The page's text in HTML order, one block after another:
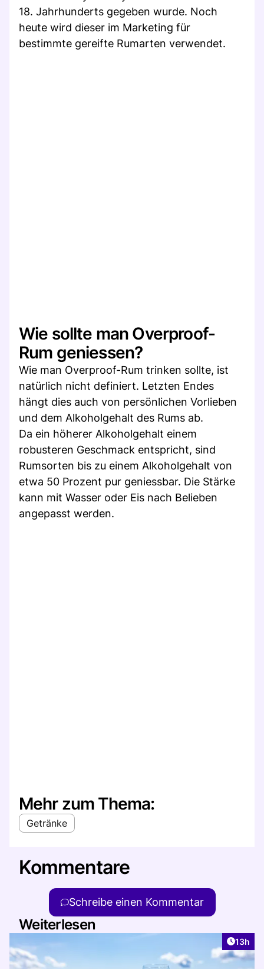
18. Jahrhunderts gegeben wurde. Noch
heute wird dieser im Marketing für
bestimmte gereifte Rumarten verwendet.
Wie sollte man Overproof-
Rum geniessen?
Wie man Overproof-Rum trinken sollte, ist
natürlich nicht definiert. Letzten Endes
hängt dies auch von persönlichen Vorlieben
und dem Alkoholgehalt des Rums ab.
Da ein höherer Alkoholgehalt einem
robusteren Geschmack entspricht, sind
Rumsorten bis zu einem Alkoholgehalt von
etwa 50 Prozent pur geniessbar. Die Stärke
kann mit Wasser oder Eis nach Belieben
angepasst werden.
Mehr zum Thema:
Getränke
Kommentare
Schreibe einen Kommentar
Weiterlesen
Artikel
13h